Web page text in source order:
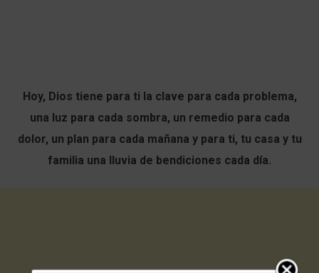
Hoy, Dios tiene para ti la clave para cada problema,
una luz para cada sombra, un remedio para cada
dolor, un plan para cada mañana y para ti, tu casa y tu
familia una lluvia de bendiciones cada día.